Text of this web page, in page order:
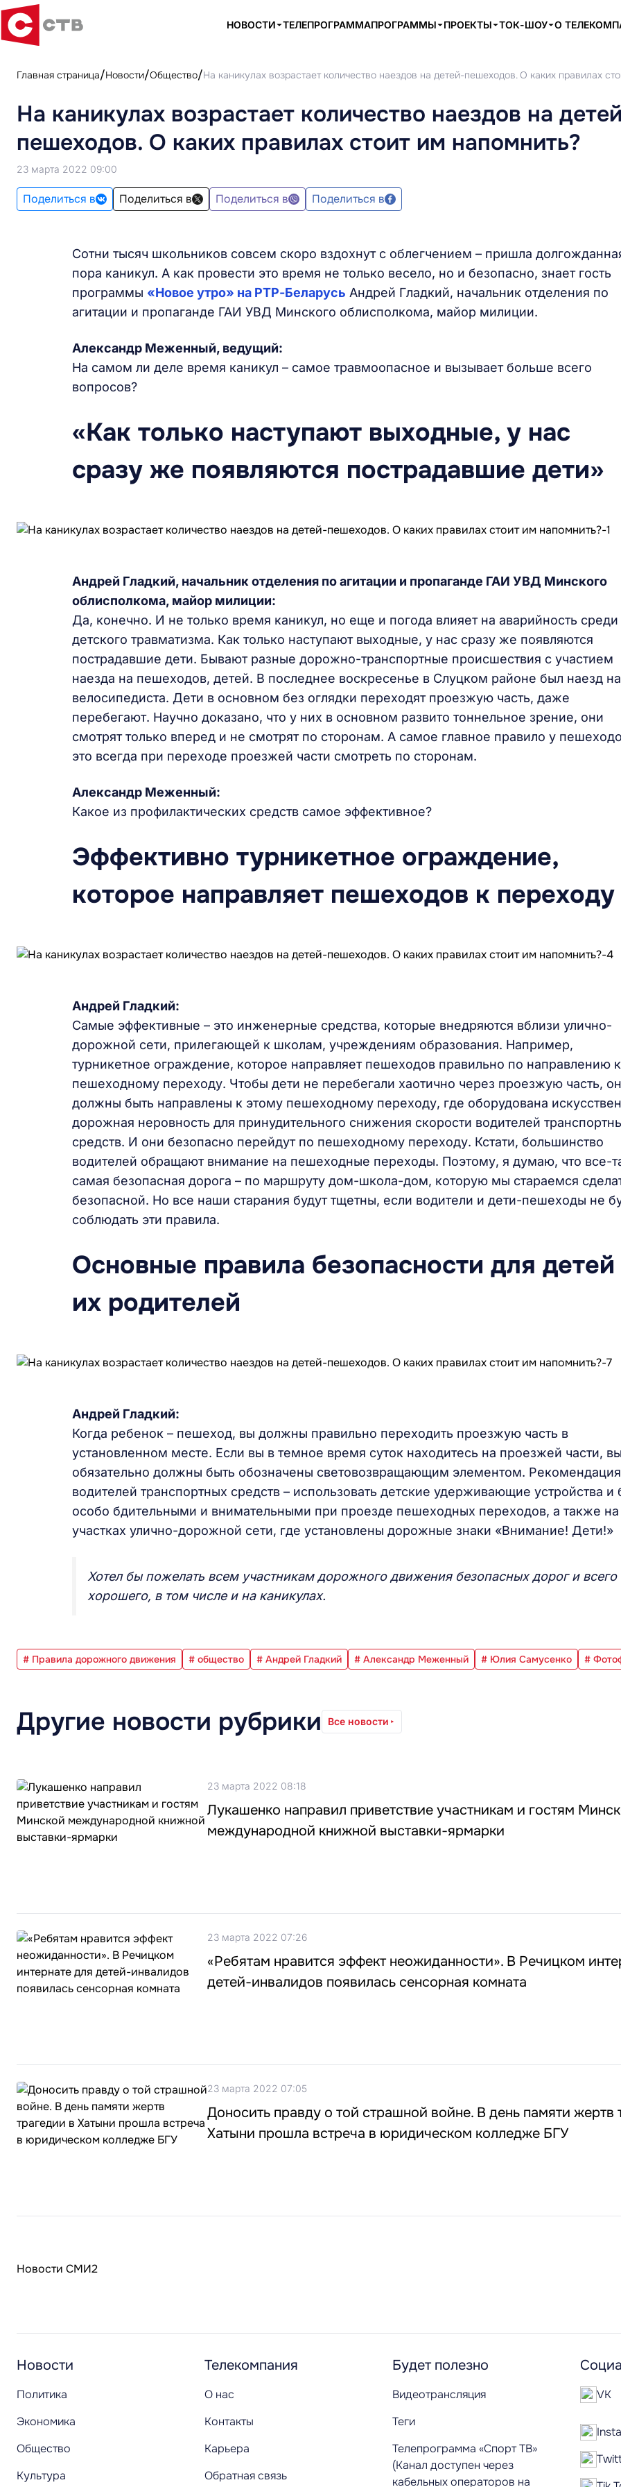
НОВОСТИ ТЕЛЕПРОГРАММАПРОГРАММЫ ПРОЕКТЫ ТОК-ШОУ О
Главная страница Новости Общество На каникулах возрастает количество наездов на детей-пешеходов. О каких правилах
На каникулах возрастает количество наездов на
пешеходов. О каких правилах стоит им напомнить?
23 марта 2022 09:00
Поделиться в Поделиться в Поделиться в Поделиться в
Сотни тысяч школьников совсем скоро вздохнут с облегчением – пришла
пора каникул. А как провести это время не только весело, но и безопасно, знает гость
программы «Новое утро» на РТР-Беларусь Андрей Гладкий, начальник отделения по
агитации и пропаганде ГАИ УВД Минского облисполкома, майор милиции.
Александр Меженный, ведущий:
На самом ли деле время каникул – самое травмоопасное и вызывает больше всего
вопросов?
«Как только наступают выходные, у нас
сразу же появляются пострадавшие дети»
Андрей Гладкий, начальник отделения по агитации и пропаганде ГАИ УВД Минского
облисполкома, майор милиции:
Да, конечно. И не только время каникул, но еще и погода влияет на аварийность среди
детского травматизма. Как только наступают выходные, у нас сразу же появляются
пострадавшие дети. Бывают разные дорожно-транспортные происшествия с участием
наезда на пешеходов, детей. В последнее воскресенье в Слуцком районе был наезд на
велосипедиста. Дети в основном без оглядки переходят проезжую часть, даже
перебегают. Научно доказано, что у них в основном развито тоннельное зрение, они
смотрят только вперед и не смотрят по сторонам. А самое главное правило у
это всегда при переходе проезжей части смотреть по сторонам.
Александр Меженный:
Какое из профилактических средств самое эффективное?
Эффективно турникетное ограждение,
которое направляет пешеходов к переходу
Андрей Гладкий:
Самые эффективные – это инженерные средства, которые внедряются вблизи улично-
дорожной сети, прилегающей к школам, учреждениям образования. Например,
турникетное ограждение, которое направляет пешеходов правильно по направлению к
пешеходному переходу. Чтобы дети не перебегали хаотично через проезжую часть,
должны быть направлены к этому пешеходному переходу, где оборудована
дорожная неровность для принудительного снижения скорости водителей
средств. И они безопасно перейдут по пешеходному переходу. Кстати, большинство
водителей обращают внимание на пешеходные переходы. Поэтому, я думаю, что все-
самая безопасная дорога – по маршруту дом-школа-дом, которую мы стараемся
безопасной. Но все наши старания будут тщетны, если водители и дети-пешеходы не
соблюдать эти правила.
Основные правила безопасности для детей
их родителей
Андрей Гладкий:
Когда ребенок – пешеход, вы должны правильно переходить проезжую часть в
установленном месте. Если вы в темное время суток находитесь на проезжей части, вы
обязательно должны быть обозначены световозвращающим элементом.
водителей транспортных средств – использовать детские удерживающие устройства и
особо бдительными и внимательными при проезде пешеходных переходов, а также на
участках улично-дорожной сети, где установлены дорожные знаки «Внимание! Дети!»
Хотел бы пожелать всем участникам дорожного движения безопасных дорог и всего
хорошего, в том числе и на каникулах.
# Правила дорожного движения # общество # Андрей Гладкий # Александр Меженный # Юлия Самусенко #
Другие новости рубрики Все новости
23 марта 2022 08:18
Лукашенко направил приветствие участникам и гостям
международной книжной выставки-ярмарки
23 марта 2022 07:26
«Ребятам нравится эффект неожиданности». В Речицком
детей-инвалидов появилась сенсорная комната
23 марта 2022 07:05
Доносить правду о той страшной войне. В день памяти жертв
Хатыни прошла встреча в юридическом колледже БГУ
Новости СМИ2
Новости
Политика
Экономика
Общество
Культура
Телекомпания
О нас
Контакты
Карьера
Обратная связь
Будет полезно
Видеотрансляция
Теги
Телепрограмма «Спорт ТВ»
(Канал доступен через
кабельных операторов на
VK